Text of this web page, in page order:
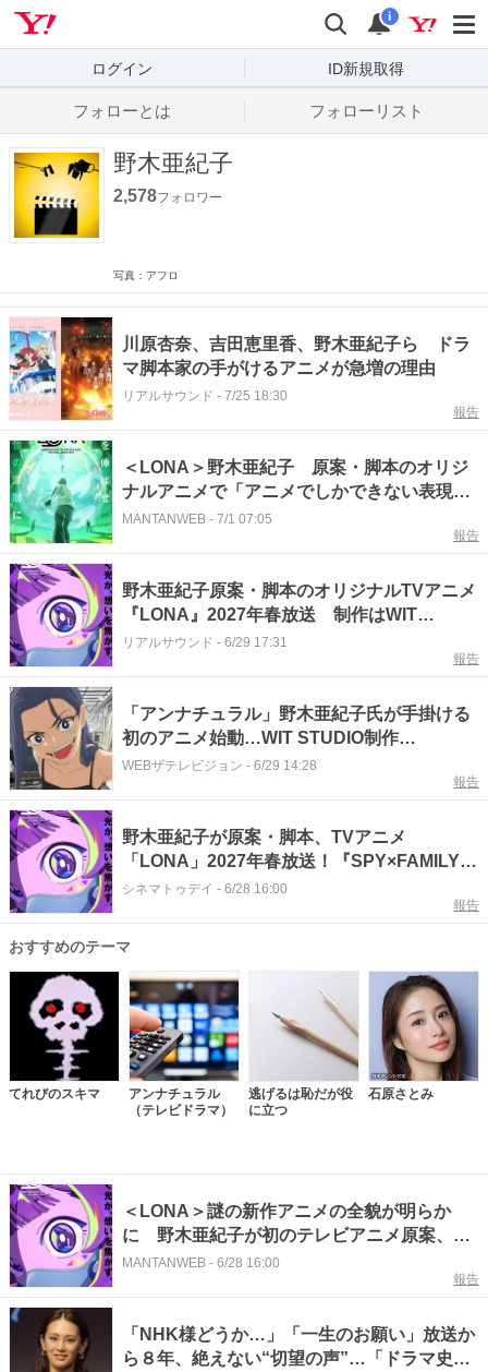
検索
通知
i
ログイン ID新規取得
フォローとは フォローリスト
野木亜紀子
2,578フォロワー
写真：アフロ
川原杏奈、吉田恵里香、野木亜紀子ら ドラ
マ脚本家の手がけるアニメが急増の理由
リアルサウンド - 7/25 18:30
報告
＜LONA＞野木亜紀子 原案・脚本のオリジ
ナルアニメで「アニメでしかできない表現
を」 片桐崇監督と語る誕生の裏側
MANTANWEB - 7/1 07:05
報告
野木亜紀子原案・脚本のオリジナルTVアニメ
『LONA』2027年春放送 制作はWIT
STUDIO
リアルサウンド - 6/29 17:31
報告
「アンナチュラル」野木亜紀子氏が手掛ける
初のアニメ始動…WIT STUDIO制作
「LONA」ティザーPV＆ビジュアル解禁
WEBザテレビジョン - 6/29 14:28
報告
野木亜紀子が原案・脚本、TVアニメ
「LONA」2027年春放送！『SPY×FAMILY』
監督＆ WIT STUDIOとタッグ
シネマトゥデイ - 6/28 16:00
報告
おすすめのテーマ
てれびのスキマ
アンナチュラル
（テレビドラマ）
逃げるは恥だが役
に立つ
石原さとみ
＜LONA＞謎の新作アニメの全貌が明らか
に 野木亜紀子が初のテレビアニメ原案、脚
本 WIT STUDIO制作 モチーフは脳科学
MANTANWEB - 6/28 16:00
報告
「NHK様どうか…」「一生のお願い」放送か
ら８年、絶えない“切望の声”…「ドラマ史に